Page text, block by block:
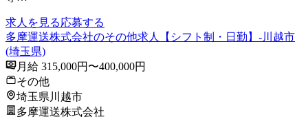
求人を見る応募する
多摩運送株式会社のその他求人【シフト制・日勤】-川越市
(埼玉県)
月給 315,000円〜400,000円
その他
埼玉県川越市
多摩運送株式会社